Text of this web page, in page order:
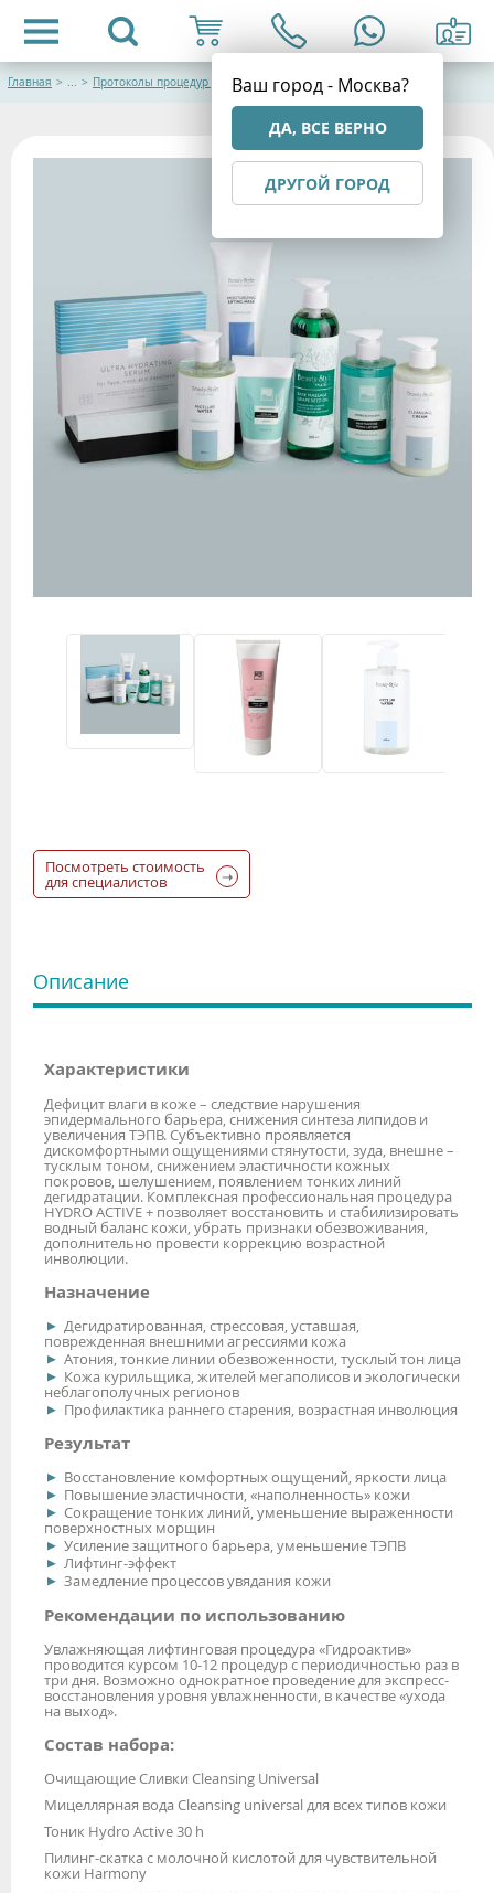
Ваш город - Москва?
ДА, ВСЕ ВЕРНО
ДРУГОЙ ГОРОД
Главная > ... > Протоколы процедур для лица
Посмотреть стоимость
для специалистов
Описание
Характеристики
Дефицит влаги в коже – следствие нарушения
эпидермального барьера, снижения синтеза липидов и
увеличения ТЭПВ. Субъективно проявляется
дискомфортными ощущениями стянутости, зуда, внешне –
тусклым тоном, снижением эластичности кожных
покровов, шелушением, появлением тонких линий
дегидратации. Комплексная профессиональная процедура
HYDRO ACTIVE + позволяет восстановить и стабилизировать
водный баланс кожи, убрать признаки обезвоживания,
дополнительно провести коррекцию возрастной
инволюции.
Назначение
Дегидратированная, стрессовая, уставшая,
поврежденная внешними агрессиями кожа
Атония, тонкие линии обезвоженности, тусклый тон лица
Кожа курильщика, жителей мегаполисов и экологически
неблагополучных регионов
Профилактика раннего старения, возрастная инволюция
Результат
Восстановление комфортных ощущений, яркости лица
Повышение эластичности, «наполненность» кожи
Сокращение тонких линий, уменьшение выраженности
поверхностных морщин
Усиление защитного барьера, уменьшение ТЭПВ
Лифтинг-эффект
Замедление процессов увядания кожи
Рекомендации по использованию
Увлажняющая лифтинговая процедура «Гидроактив»
проводится курсом 10-12 процедур с периодичностью раз в
три дня. Возможно однократное проведение для экспресс-
восстановления уровня увлажненности, в качестве «ухода
на выход».
Состав набора:
Очищающие Сливки Cleansing Universal
Мицеллярная вода Cleansing universal для всех типов кожи
Тоник Hydro Active 30 h
Пилинг-скатка с молочной кислотой для чувствительной
кожи Harmony